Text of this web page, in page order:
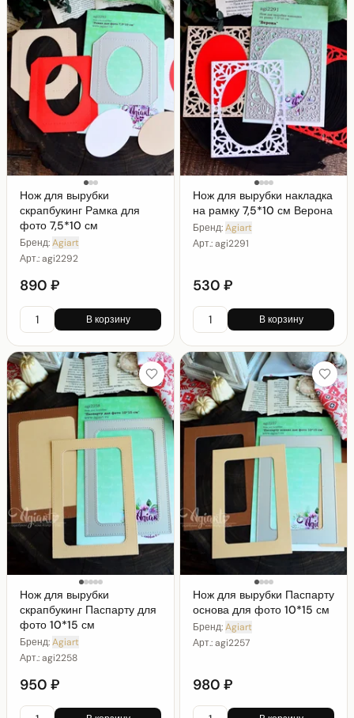
Нож для вырубки
скрапбукинг Рамка для
фото 7,5*10 см
Бренд:Agiart
Арт.:agi2292
890 ₽
В корзину
Нож для вырубки накладка
на рамку 7,5*10 см Верона
Бренд:Agiart
Арт.:agi2291
530 ₽
В корзину
Нож для вырубки
скрапбукинг Паспарту для
фото 10*15 см
Бренд:Agiart
Арт.:agi2258
950 ₽
Нож для вырубки Паспарту
основа для фото 10*15 см
Бренд:Agiart
Арт.:agi2257
980 ₽